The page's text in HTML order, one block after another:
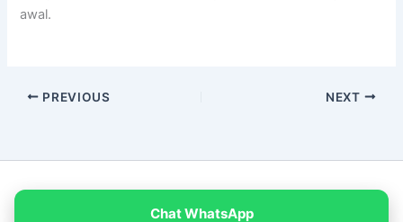
awal.
PREVIOUS NEXT
Chat WhatsApp